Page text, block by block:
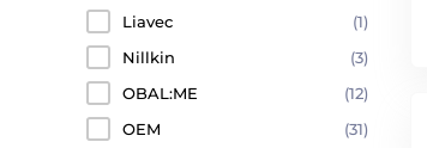
Liavec
(1)
Nillkin
(3)
OBAL:ME
(12)
OEM
(31)